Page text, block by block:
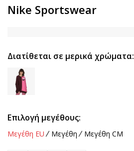
Nike Sportswear
Διατίθεται σε μερικά χρώματα:
Επιλογή μεγέθους:
Μεγέθη EU Μεγέθη Μεγέθη CM